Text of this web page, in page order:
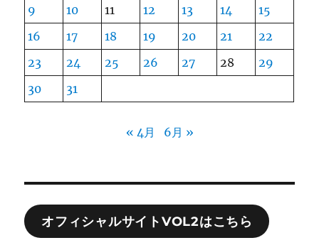
9
10 11 12 13 14
15
16
17 18 19 20 21
22
23
24 25 26 27 28
29
30
31
« 4月 6月 »
オフィシャルサイトVOL2はこちら